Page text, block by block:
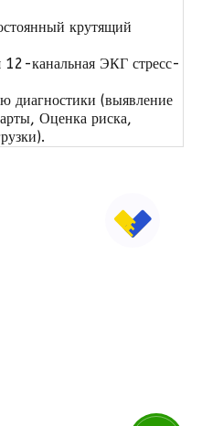
крутящий
12-канальная ЭКГ стресс-
диагностики (выявление
Оценка риска,